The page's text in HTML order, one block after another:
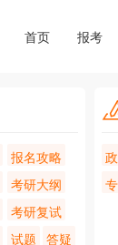
首页 报考
报名攻略
考研大纲
考研复试
试题 答疑